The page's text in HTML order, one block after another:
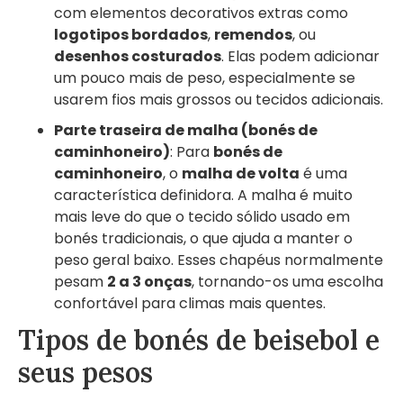
com elementos decorativos extras como
logotipos bordados, remendos, ou
desenhos costurados. Elas podem adicionar
um pouco mais de peso, especialmente se
usarem fios mais grossos ou tecidos adicionais.
Parte traseira de malha (bonés de
caminhoneiro): Para bonés de
caminhoneiro, o malha de volta é uma
característica definidora. A malha é muito
mais leve do que o tecido sólido usado em
bonés tradicionais, o que ajuda a manter o
peso geral baixo. Esses chapéus normalmente
pesam 2 a 3 onças, tornando-os uma escolha
confortável para climas mais quentes.
Tipos de bonés de beisebol e
seus pesos